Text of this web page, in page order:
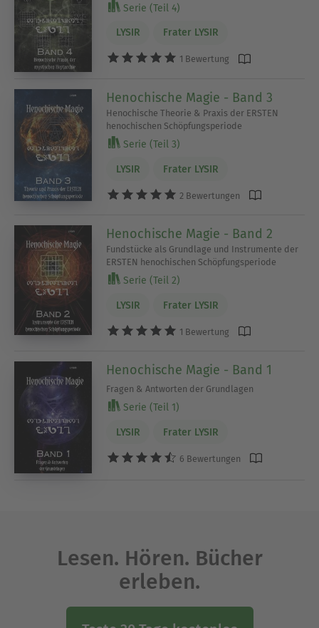
Serie (Teil 4)
LYSIR Frater LYSIR
1 Bewertung
Henochische Magie - Band 3
Henochische Theorie & Praxis der ERSTEN
henochischen Schöpfungsperiode
Serie (Teil 3)
LYSIR Frater LYSIR
2 Bewertungen
Henochische Magie - Band 2
Fundstücke als Grundlage und Instrumente der
ERSTEN henochischen Schöpfungsperiode
Serie (Teil 2)
LYSIR Frater LYSIR
1 Bewertung
Henochische Magie - Band 1
Fragen & Antworten der Grundlagen
Serie (Teil 1)
LYSIR Frater LYSIR
6 Bewertungen
Lesen. Hören. Bücher
erleben.